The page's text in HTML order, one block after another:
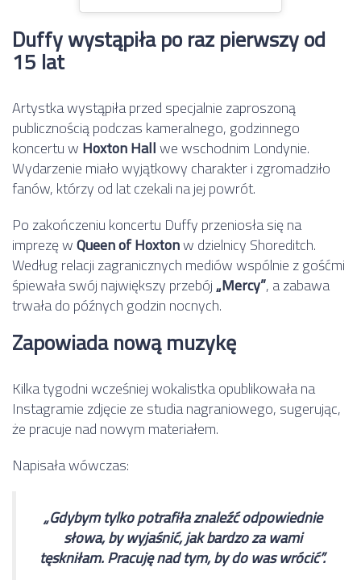
Duffy wystąpiła po raz pierwszy od
15 lat
Artystka wystąpiła przed specjalnie zaproszoną
publicznością podczas kameralnego, godzinnego
koncertu wHoxton Hallwe wschodnim Londynie.
Wydarzenie miało wyjątkowy charakter i zgromadziło
fanów, którzy od lat czekali na jej powrót.
Po zakończeniu koncertu Duffy przeniosła się na
imprezę wQueen of Hoxtonw dzielnicy Shoreditch.
Według relacji zagranicznych mediów wspólnie z gośćmi
śpiewała swój największy przebój„Mercy”, a zabawa
trwała do późnych godzin nocnych.
Zapowiada nową muzykę
Kilka tygodni wcześniej wokalistka opublikowała na
Instagramie zdjęcie ze studia nagraniowego, sugerując,
że pracuje nad nowym materiałem.
Napisała wówczas:
„Gdybym tylko potrafiła znaleźć odpowiednie
słowa, by wyjaśnić, jak bardzo za wami
tęskniłam. Pracuję nad tym, by do was wrócić”.